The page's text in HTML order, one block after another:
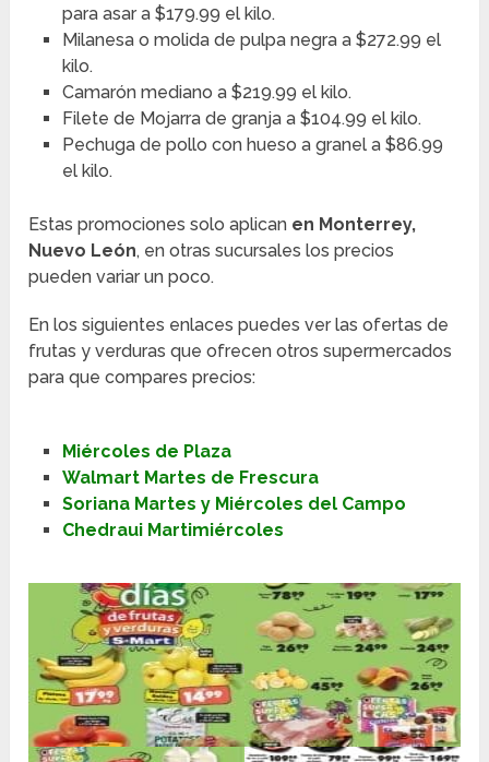
para asar a $179.99 el kilo.
Milanesa o molida de pulpa negra a $272.99 el
kilo.
Camarón mediano a $219.99 el kilo.
Filete de Mojarra de granja a $104.99 el kilo.
Pechuga de pollo con hueso a granel a $86.99
el kilo.
Estas promociones solo aplican en Monterrey,
Nuevo León, en otras sucursales los precios
pueden variar un poco.
En los siguientes enlaces puedes ver las ofertas de
frutas y verduras que ofrecen otros supermercados
para que compares precios:
Miércoles de Plaza
Walmart Martes de Frescura
Soriana Martes y Miércoles del Campo
Chedraui Martimiércoles